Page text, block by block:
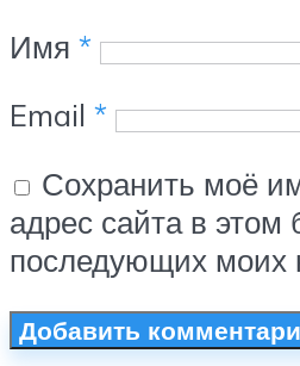
Имя *
Email *
Сохранить моё
адрес сайта в этом
последующих моих